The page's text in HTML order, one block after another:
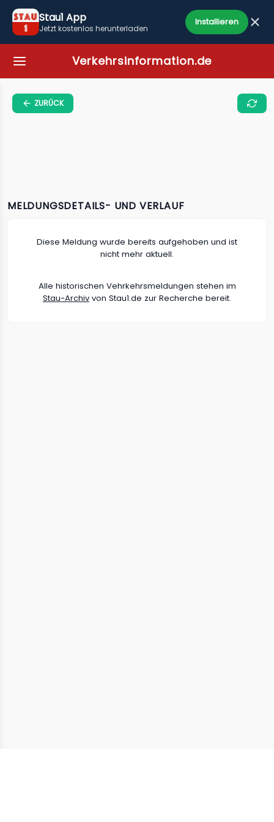
Stau1 App
Jetzt kostenlos herunterladen
Installieren
Verkehrsinformation.de
ZURÜCK
MELDUNGSDETAILS- UND VERLAUF
Diese Meldung wurde bereits aufgehoben und ist
nicht mehr aktuell.
Alle historischen Vehrkehrsmeldungen stehen im
Stau-Archiv von Stau1.de zur Recherche bereit.